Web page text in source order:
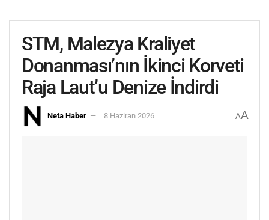
STM, Malezya Kraliyet
Donanması’nın İkinci Korveti
Raja Laut’u Denize İndirdi
Neta Haber 8 Haziran 2026 AA